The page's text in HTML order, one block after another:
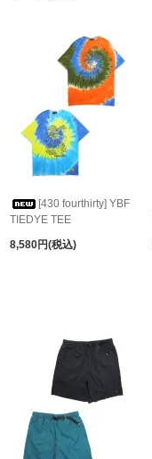
[430 fourthirty] YBF
TIEDYE TEE
8,580円(税込)